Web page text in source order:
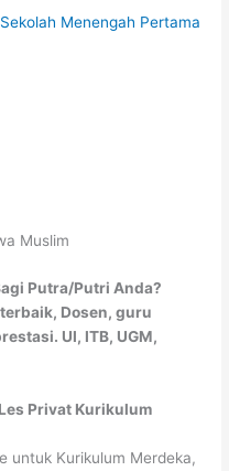
Sekolah Menengah Pertama
Muslim
Putra/Putri Anda?
Dosen, guru
UI, ITB, UGM,
Privat Kurikulum
untuk Kurikulum Merdeka,